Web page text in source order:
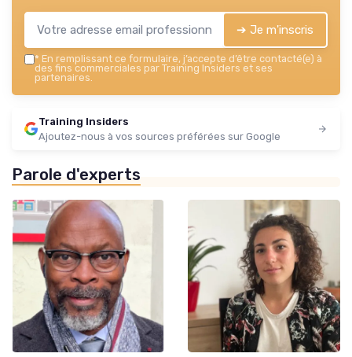
➔ Je m'inscris
* En remplissant ce formulaire, j’accepte d’être contacté(e) à
des fins commerciales par Training Insiders et ses
partenaires.
Training Insiders
Ajoutez-nous à vos sources préférées sur Google
Parole d'experts